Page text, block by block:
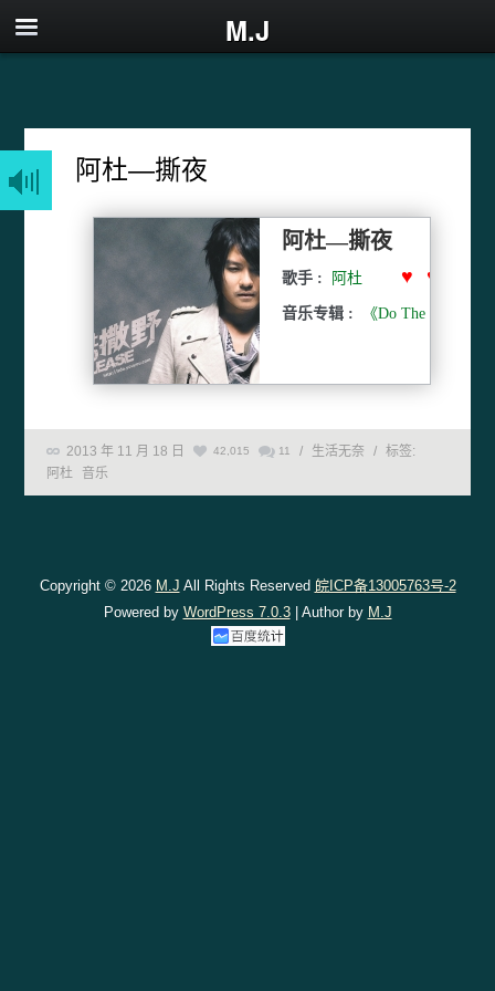
M.J
阿杜—撕夜
阿杜—撕夜
歌手 : 阿杜 ♥ ♥ ♥ ♥
音乐专辑 : 《Do The Best》
2013 年 11 月 18 日 42,015 11 / 生活无奈 /
标签:
阿杜
音乐
Copyright © 2026 M.J All Rights Reserved 皖ICP备13005763号-2
Powered by WordPress 7.0.3| Author by M.J